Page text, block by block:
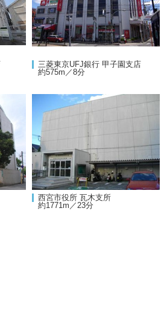
三菱東京UFJ銀行 甲子園支店
約575m／8分
西宮市役所 瓦木支所
約1771m／23分